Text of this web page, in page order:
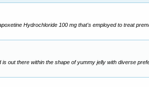
Hydrochloride 100 mg that's employed to treat
out there within the shape of yummy jelly with diverse